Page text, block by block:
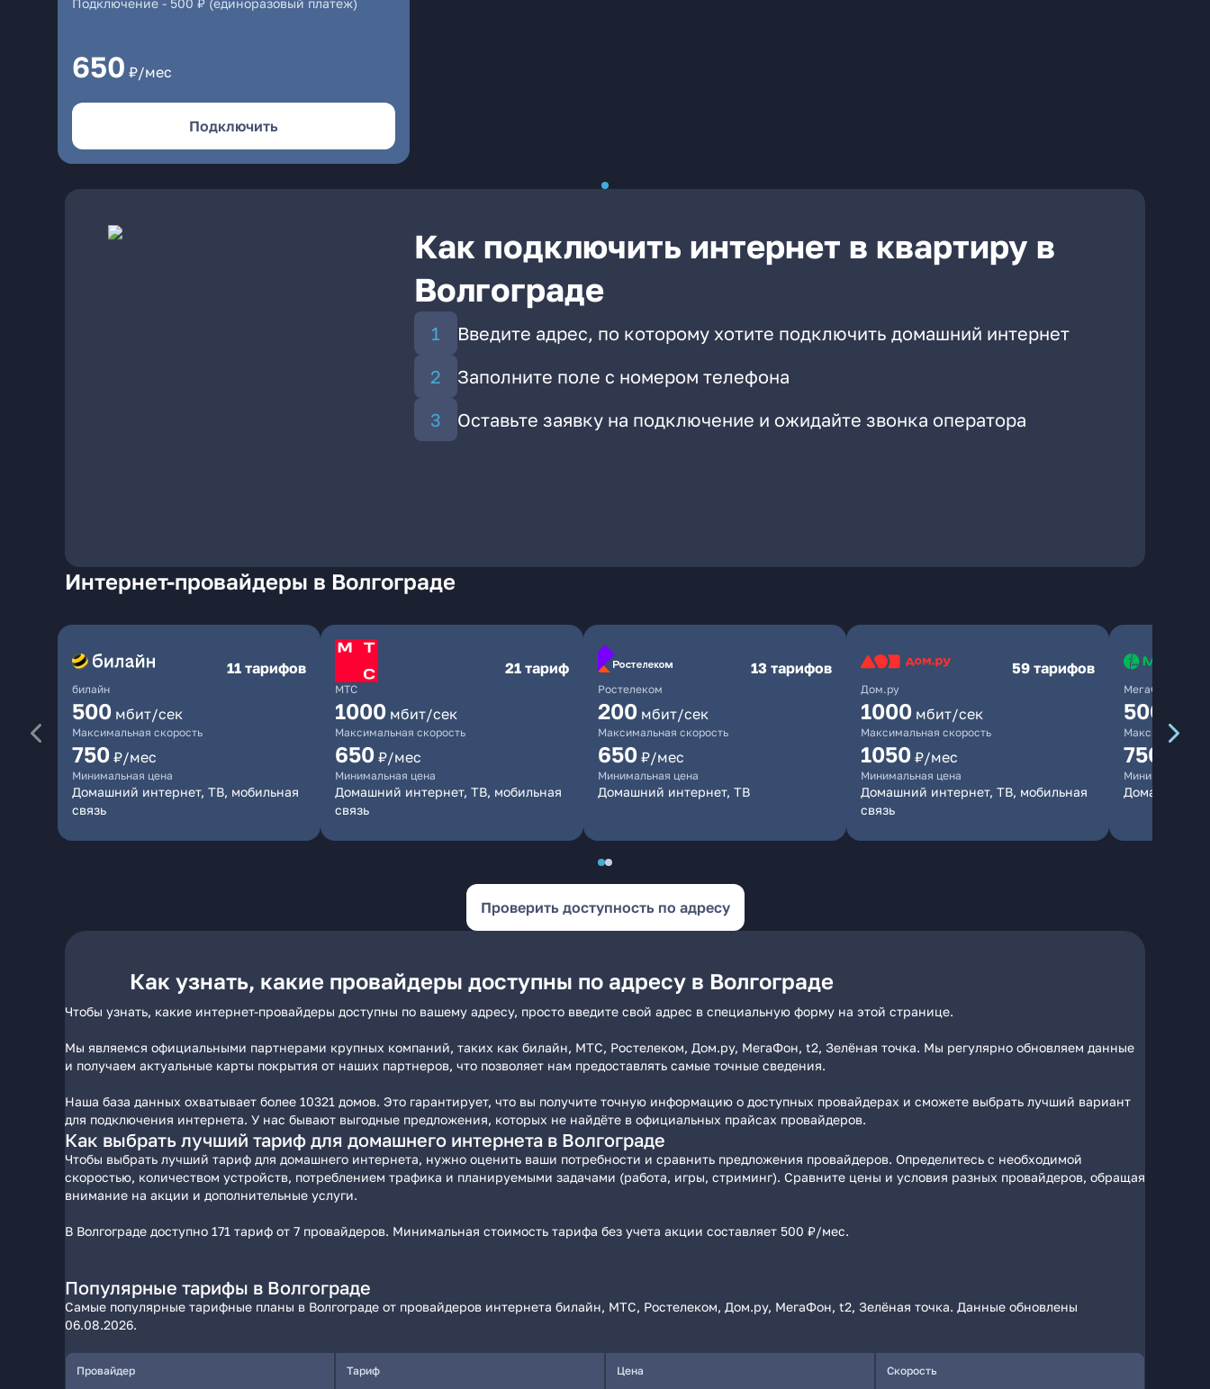
Подключение - 500 ₽ (единоразовый платеж)
650 ₽/мес
Подключить
Как подключить интернет в квартиру в
Волгограде
Введите адрес, по которому хотите подключить домашний интернет
Заполните поле с номером телефона
Оставьте заявку на подключение и ожидайте звонка оператора
Интернет-провайдеры в Волгограде
билайн
11 тарифов
500 мбит/сек
Максимальная скорость
750 ₽/мес
Минимальная цена
Домашний интернет, ТВ, мобильная
связь
МТС
21 тариф
1000 мбит/сек
Максимальная скорость
650 ₽/мес
Минимальная цена
Домашний интернет, ТВ, мобильная
связь
Ростелеком
13 тарифов
200 мбит/сек
Максимальная скорость
650 ₽/мес
Минимальная цена
Домашний интернет, ТВ
Дом.ру
59 тарифов
1000 мбит/сек
Максимальная скорость
1050 ₽/мес
Минимальная цена
Домашний интернет, ТВ, мобильная
связь
МегаФон
500
Максимальная
750
Минимальная
Домашний
Проверить доступность по адресу
Как узнать, какие провайдеры доступны по адресу в Волгограде
Чтобы узнать, какие интернет-провайдеры доступны по вашему адресу, просто введите свой адрес в специальную форму на этой странице.
Мы являемся официальными партнерами крупных компаний, таких как билайн, МТС, Ростелеком, Дом.ру, МегаФон, t2, Зелёная точка. Мы регулярно обновляем данные
и получаем актуальные карты покрытия от наших партнеров, что позволяет нам предоставлять самые точные сведения.
Наша база данных охватывает более 10321 домов. Это гарантирует, что вы получите точную информацию о доступных провайдерах и сможете выбрать лучший вариант
для подключения интернета. У нас бывают выгодные предложения, которых не найдёте в официальных прайсах провайдеров.
Как выбрать лучший тариф для домашнего интернета в Волгограде
Чтобы выбрать лучший тариф для домашнего интернета, нужно оценить ваши потребности и сравнить предложения провайдеров. Определитесь с необходимой
скоростью, количеством устройств, потреблением трафика и планируемыми задачами (работа, игры, стриминг). Сравните цены и условия разных провайдеров, обращая
внимание на акции и дополнительные услуги.
В Волгограде доступно 171 тариф от 7 провайдеров. Минимальная стоимость тарифа без учета акции составляет 500 ₽/мес.
Популярные тарифы в Волгограде
Самые популярные тарифные планы в Волгограде от провайдеров интернета билайн, МТС, Ростелеком, Дом.ру, МегаФон, t2, Зелёная точка. Данные обновлены
06.08.2026.
Провайдер Тариф Цена Скорость